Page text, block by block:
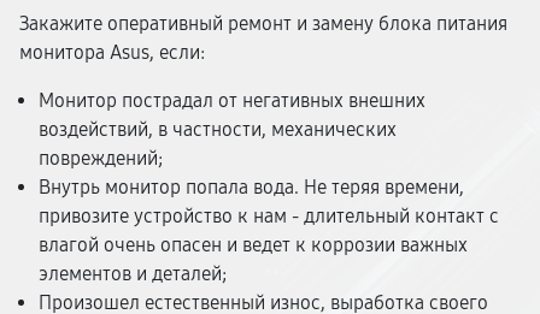
Закажите оперативный ремонт и замену блока питания
монитора Asus, если:
Монитор пострадал от негативных внешних
воздействий, в частности, механических
повреждений;
Внутрь монитор попала вода. Не теряя времени,
привозите устройство к нам - длительный контакт с
влагой очень опасен и ведет к коррозии важных
элементов и деталей;
Произошел естественный износ, выработка своего